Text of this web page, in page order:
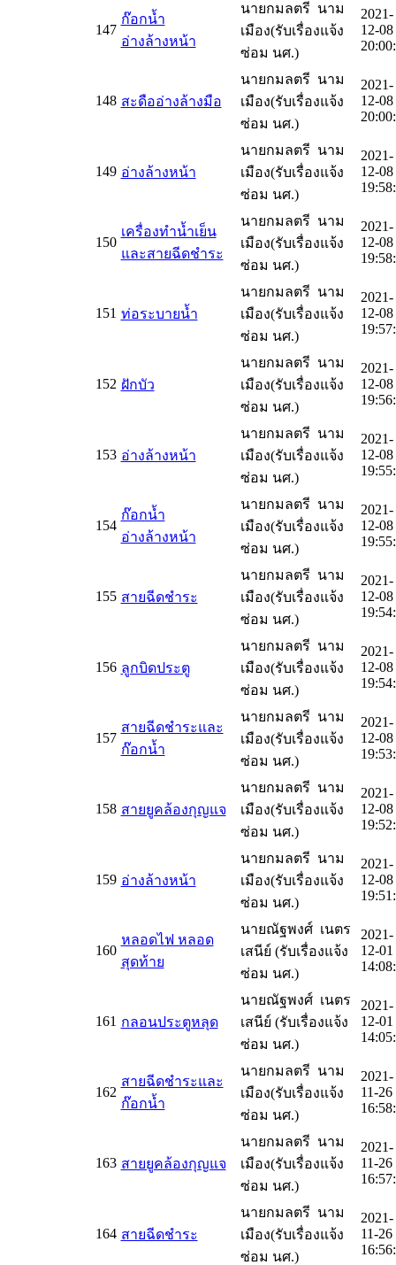
147
ก๊อกน้ำ
อ่างล้างหน้า
นายกมลตรี นาม
เมือง(รับเรื่องแจ้ง
ซ่อม นศ.)
2021-
12-08
148 สะดืออ่างล้างมือ
นายกมลตรี นาม
เมือง(รับเรื่องแจ้ง
ซ่อม นศ.)
2021-
12-08
149 อ่างล้างหน้า
นายกมลตรี นาม
เมือง(รับเรื่องแจ้ง
ซ่อม นศ.)
2021-
12-08
150
เครื่องทำน้ำเย็น
และสายฉีดชำระ
นายกมลตรี นาม
เมือง(รับเรื่องแจ้ง
ซ่อม นศ.)
2021-
12-08
151 ท่อระบายน้ำ
นายกมลตรี นาม
เมือง(รับเรื่องแจ้ง
ซ่อม นศ.)
2021-
12-08
152 ฝักบัว
นายกมลตรี นาม
เมือง(รับเรื่องแจ้ง
ซ่อม นศ.)
2021-
12-08
153 อ่างล้างหน้า
นายกมลตรี นาม
เมือง(รับเรื่องแจ้ง
ซ่อม นศ.)
2021-
12-08
154
ก๊อกน้ำ
อ่างล้างหน้า
นายกมลตรี นาม
เมือง(รับเรื่องแจ้ง
ซ่อม นศ.)
2021-
12-08
155 สายฉีดชำระ
นายกมลตรี นาม
เมือง(รับเรื่องแจ้ง
ซ่อม นศ.)
2021-
12-08
156 ลูกบิดประตู
นายกมลตรี นาม
เมือง(รับเรื่องแจ้ง
ซ่อม นศ.)
2021-
12-08
157
สายฉีดชำระและ
ก๊อกน้ำ
นายกมลตรี นาม
เมือง(รับเรื่องแจ้ง
ซ่อม นศ.)
2021-
12-08
158 สายยูคล้องกุญแจ
นายกมลตรี นาม
เมือง(รับเรื่องแจ้ง
ซ่อม นศ.)
2021-
12-08
159 อ่างล้างหน้า
นายกมลตรี นาม
เมือง(รับเรื่องแจ้ง
ซ่อม นศ.)
2021-
12-08
160
หลอดไฟ หลอด
สุดท้าย
นายณัฐพงศ์ เนตร
เสนีย์ (รับเรื่องแจ้ง
ซ่อม นศ.)
2021-
12-01
161 กลอนประตูหลุด
นายณัฐพงศ์ เนตร
เสนีย์ (รับเรื่องแจ้ง
ซ่อม นศ.)
2021-
12-01
162
สายฉีดชำระและ
ก๊อกน้ำ
นายกมลตรี นาม
เมือง(รับเรื่องแจ้ง
ซ่อม นศ.)
2021-
11-26
163 สายยูคล้องกุญแจ
นายกมลตรี นาม
เมือง(รับเรื่องแจ้ง
ซ่อม นศ.)
2021-
11-26
164 สายฉีดชำระ
นายกมลตรี นาม
เมือง(รับเรื่องแจ้ง
ซ่อม นศ.)
2021-
11-26